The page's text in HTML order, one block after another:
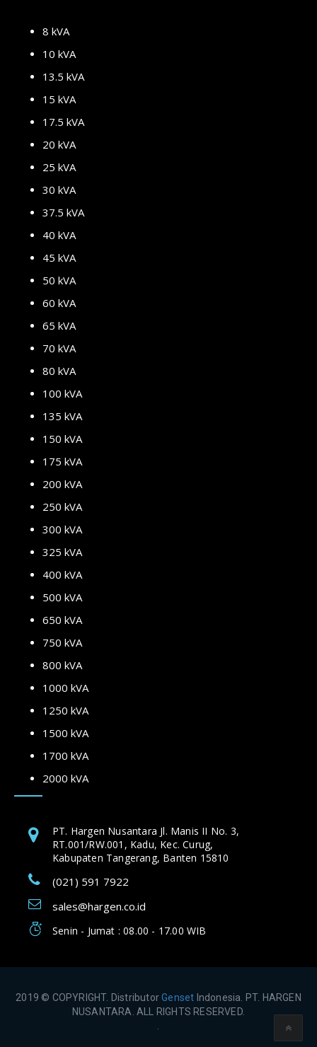
8 kVA
10 kVA
13.5 kVA
15 kVA
17.5 kVA
20 kVA
25 kVA
30 kVA
37.5 kVA
40 kVA
45 kVA
50 kVA
60 kVA
65 kVA
70 kVA
80 kVA
100 kVA
135 kVA
150 kVA
175 kVA
200 kVA
250 kVA
300 kVA
325 kVA
400 kVA
500 kVA
650 kVA
750 kVA
800 kVA
1000 kVA
1250 kVA
1500 kVA
1700 kVA
2000 kVA
PT. Hargen Nusantara Jl. Manis II No. 3,
RT.001/RW.001, Kadu, Kec. Curug,
Kabupaten Tangerang, Banten 15810
(021) 591 7922
sales@hargen.co.id
Senin - Jumat : 08.00 - 17.00 WIB
2019 © COPYRIGHT. DistributorGenset Indonesia. PT. HARGEN
NUSANTARA. ALL RIGHTS RESERVED.